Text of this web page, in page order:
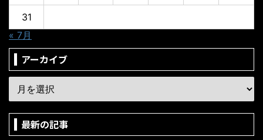
31
« 7月
アーカイブ
最新の記事